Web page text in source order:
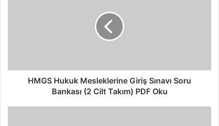
HMGS Hukuk Mesleklerine Giriş Sınavı Soru
Bankası (2 Cilt Takım) PDF Oku